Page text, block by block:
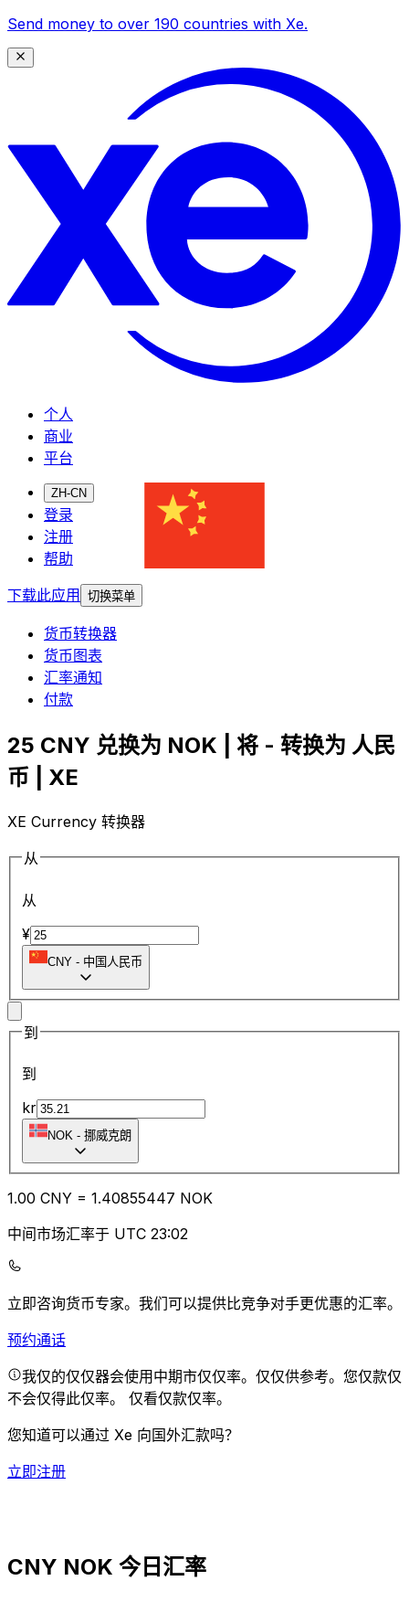
Send money to over 190 countries with Xe.
个人
商业
平台
ZH-CN
登录
注册
帮助
下载此应用
切换菜单
货币转换器
货币图表
汇率通知
付款
25 CNY 兑换为 NOK | 将 - 转换为 人民
币 | XE
XE Currency 转换器
从
从
¥
CNY - 中国人民币
到
到
kr
NOK - 挪威克朗
1.00 CNY = 1.40855447 NOK
中间市场汇率于 UTC 23:02
立即咨询货币专家。 我们可以提供比竞争对手更优惠的汇率。
预约通话
我仅的仅仅器会使用中期市仅仅率。仅仅供参考。您仅款仅
不会仅得此仅率。 仅看仅款仅率。
您知道可以通过 Xe 向国外汇款吗？
立即注册
CNY NOK 今日汇率